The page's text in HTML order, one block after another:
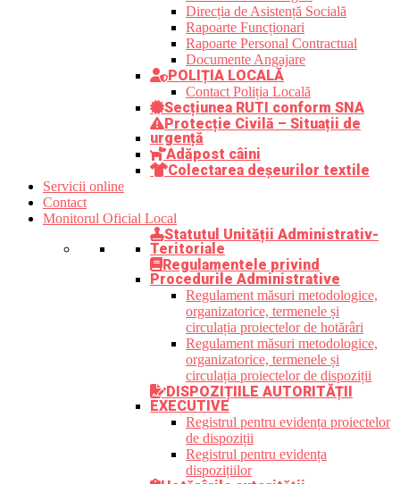
Direcția de Asistență Socială
Rapoarte Funcționari
Rapoarte Personal Contractual
Documente Angajare
POLIȚIA LOCALĂ
Contact Poliția Locală
Secțiunea RUTI conform SNA
Protecție Civilă – Situații de
urgență
Adăpost câini
Colectarea deșeurilor textile
Servicii online
Contact
Monitorul Oficial Local
Statutul Unității Administrativ-
Teritoriale
Regulamentele privind
Procedurile Administrative
Regulament măsuri metodologice,
organizatorice, termenele și
circulația proiectelor de hotărâri
Regulament măsuri metodologice,
organizatorice, termenele și
circulația proiectelor de dispoziții
DISPOZIȚIILE AUTORITĂȚII
EXECUTIVE
Registrul pentru evidența proiectelor
de dispoziții
Registrul pentru evidența
dispozițiilor